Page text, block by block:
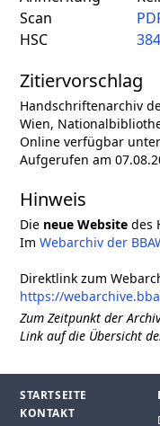
Scan
HSC
Zitiervorschlag
Handschriftenarchiv
Wien,
Online verfügbar
Aufgerufen am
Hinweis
Die neue Website des
Im Webarchiv der
Direktlink zum
https://
Zum Zeitpunkt der
Link auf die Übersicht
STARTSEITE
KONTAKT